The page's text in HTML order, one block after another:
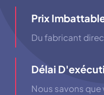
Prix
Du fabricant
Délai
Nous savons que